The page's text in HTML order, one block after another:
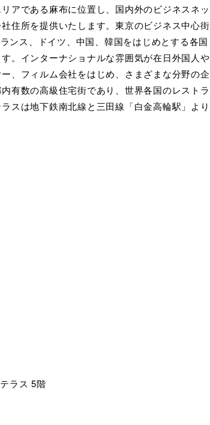
アである麻布に位置し、国内外のビジネスネッ
住所を提供いたします。東京のビジネス中心街
ンス、ドイツ、中国、韓国をはじめとする各国
。インターナショナルな雰囲気が在日外国人や
、フィルム会社をはじめ、さまざまな分野の企
有数の高級住宅街であり、世界各国のレストラ
スは地下鉄南北線と三田線「白金高輪駅」より
ラス 5階